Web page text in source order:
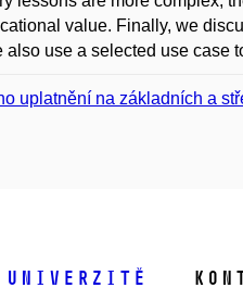
value. Finally, we
also use a selected use case
uplatnění na základních a
univerzitě